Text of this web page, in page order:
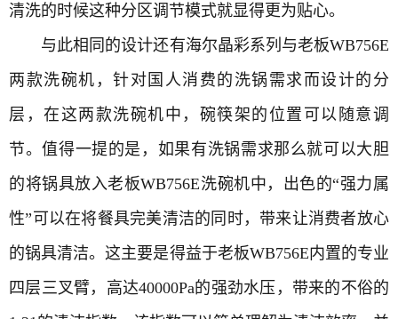
清洗的时候这种分区调节模式就显得更为贴心。
与此相同的设计还有海尔晶彩系列与老板WB756E
两款洗碗机，针对国人消费的洗锅需求而设计的分
层，在这两款洗碗机中，碗筷架的位置可以随意调
节。值得一提的是，如果有洗锅需求那么就可以大胆
的将锅具放入老板WB756E洗碗机中，出色的“强力属
性”可以在将餐具完美清洁的同时，带来让消费者放心
的锅具清洁。这主要是得益于老板WB756E内置的专业
四层三叉臂，高达40000Pa的强劲水压，带来的不俗的